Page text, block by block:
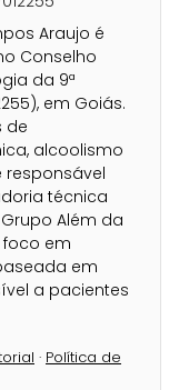
Araujo é
Conselho
da 9ª
em Goiás.
de
alcoolismo
responsável
técnica
Além da
foco em
em
a pacientes
· Política de